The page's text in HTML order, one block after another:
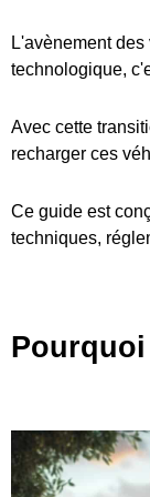
L'avènement
technologique,
Avec cette
recharger ces
Ce guide est
techniques,